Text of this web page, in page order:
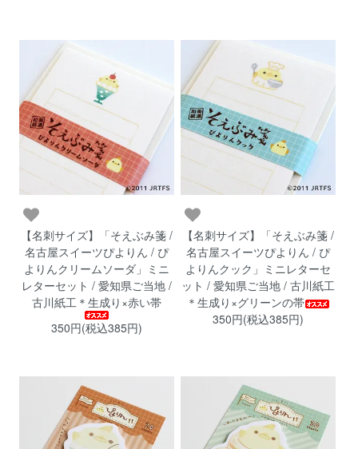
【名刺サイズ】「そえぶみ箋 /
名古屋スイーツぴよりん / ぴ
よりんクリームソーダ」ミニ
レターセット / 愛知県ご当地 /
古川紙工＊生成り×赤い帯
350円(税込385円)
【名刺サイズ】「そえぶみ箋 /
名古屋スイーツぴよりん / ぴ
よりんクック」ミニレターセ
ット / 愛知県ご当地 / 古川紙工
＊生成り×グリーンの帯
350円(税込385円)